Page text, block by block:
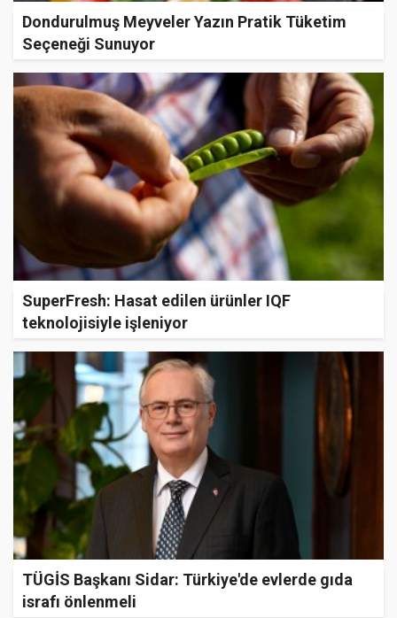
Dondurulmuş Meyveler Yazın Pratik Tüketim
Seçeneği Sunuyor
SuperFresh: Hasat edilen ürünler IQF
teknolojisiyle işleniyor
TÜGİS Başkanı Sidar: Türkiye'de evlerde gıda
israfı önlenmeli